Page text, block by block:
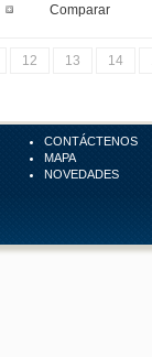
Comparar
12 13 14
CONTÁCTENOS
MAPA
NOVEDADES